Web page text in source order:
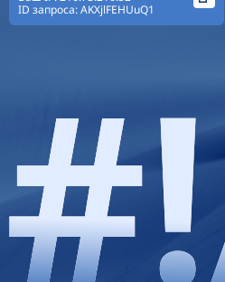
ID запроса:AKXjlFEHUuQ1